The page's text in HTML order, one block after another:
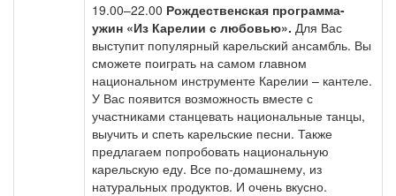
19.00–22.00 Рождественская программа-
ужин «Из Карелии с любовью». Для Вас
выступит популярный карельский ансамбль. Вы
сможете поиграть на самом главном
национальном инструменте Карелии – кантеле.
У Вас появится возможность вместе с
участниками станцевать национальные танцы,
выучить и спеть карельские песни. Также
предлагаем попробовать национальную
карельскую еду. Все по-домашнему, из
натуральных продуктов. И очень вкусно.